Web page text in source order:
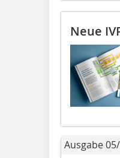
Neue
Ausgabe